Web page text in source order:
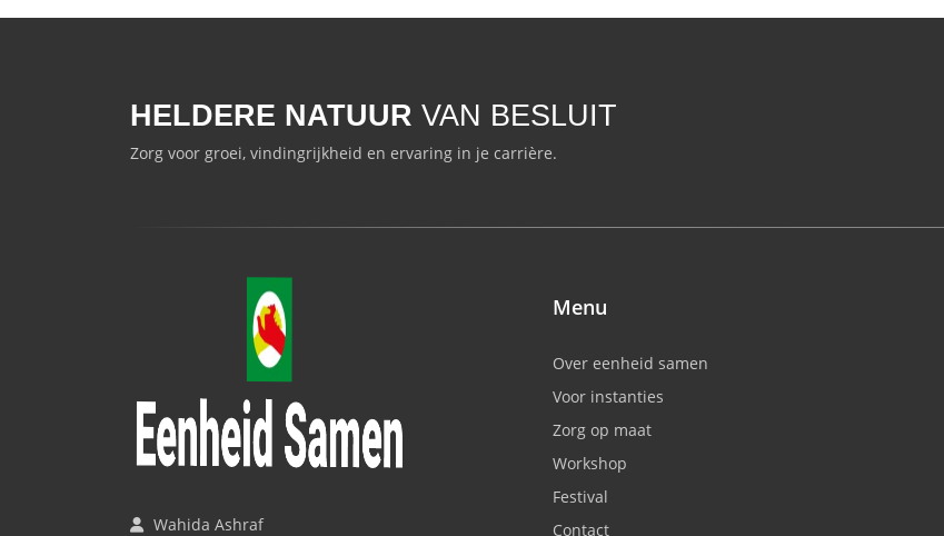
HELDERE NATUUR VAN BESLUIT
Zorg voor groei, vindingrijkheid en ervaring in je carrière.
Wahida Ashraf
Menu
Over eenheid samen
Voor instanties
Zorg op maat
Workshop
Festival
Contact